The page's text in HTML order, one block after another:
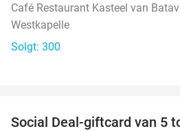
Café Restaurant Kasteel van
Westkapelle
Solgt: 300
Social Deal-giftcard van 5